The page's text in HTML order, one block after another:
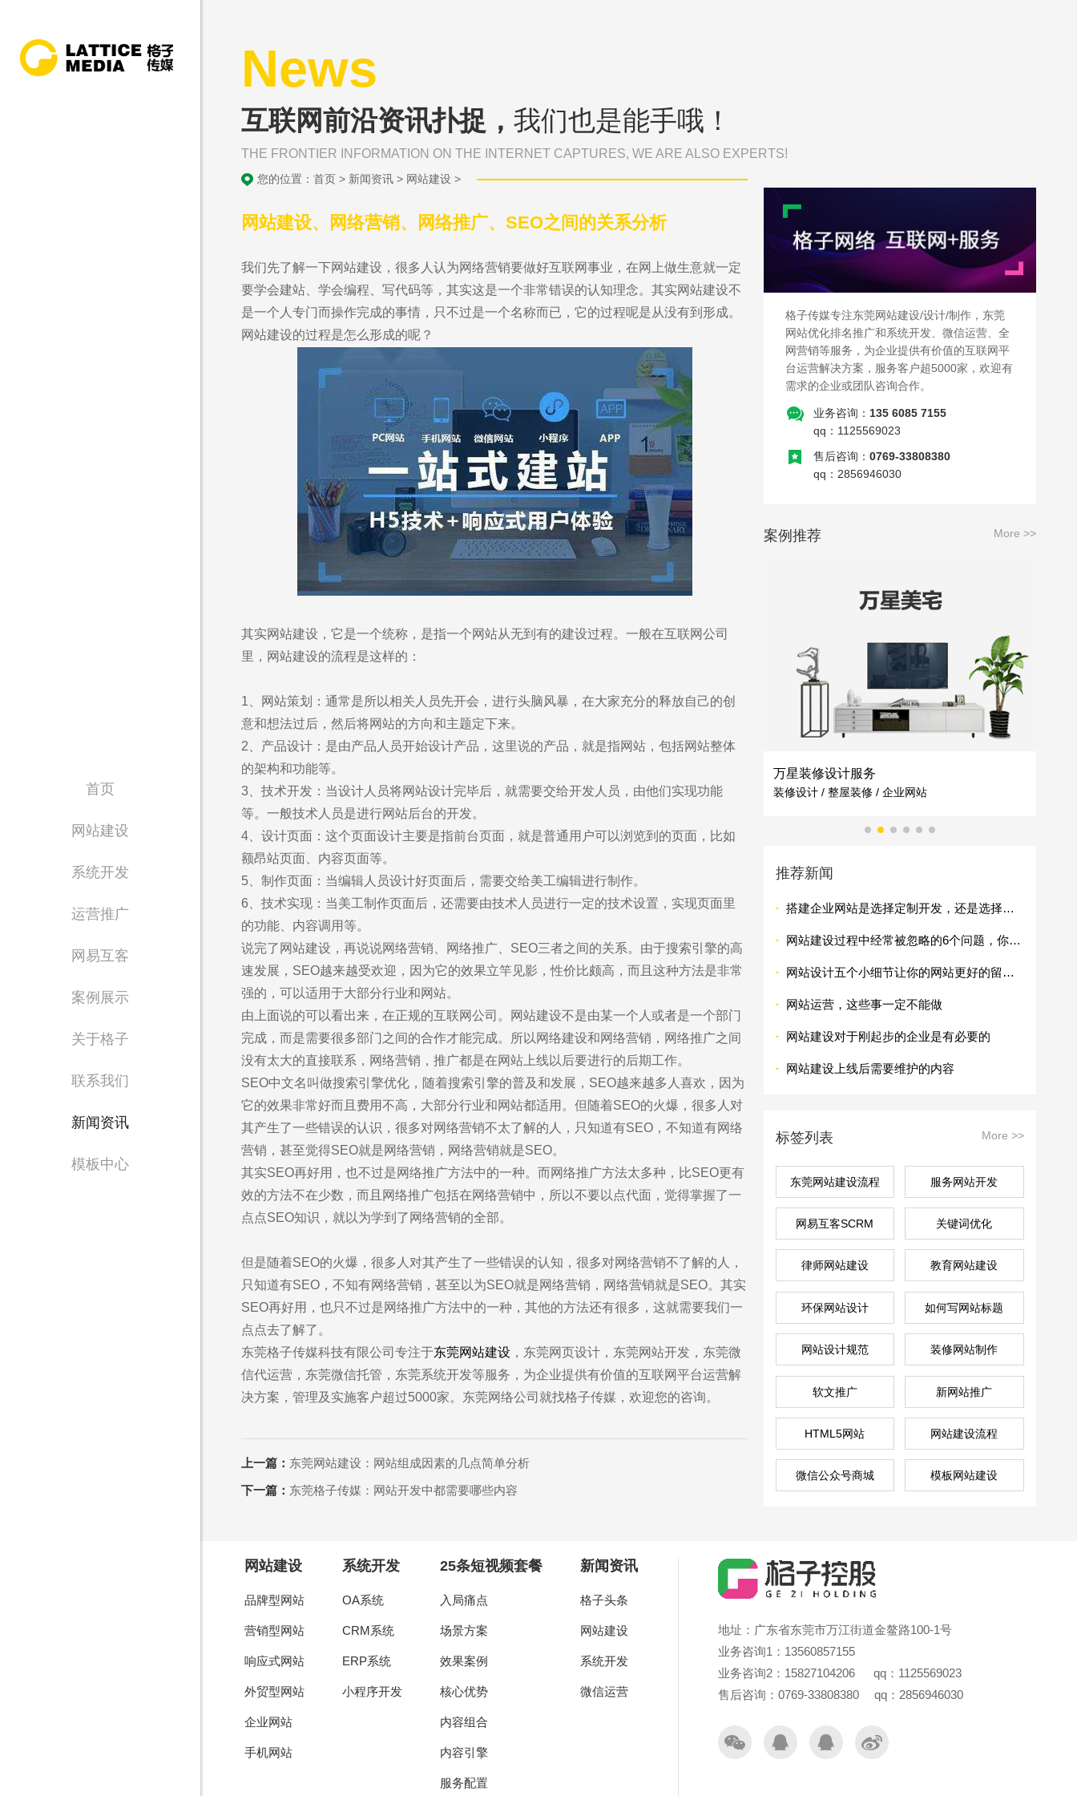
首页
网站建设
系统开发
运营推广
网易互客
案例展示
关于格子
联系我们
新闻资讯
模板中心
News
互联网前沿资讯扑捉，我们也是能手哦！
THE FRONTIER INFORMATION ON THE INTERNET CAPTURES, WE ARE ALSO EXPERTS!
您的位置：首页 > 新闻资讯 > 网站建设 >
网站建设、网络营销、网络推广、SEO之间的关系分析
我们先了解一下网站建设，很多人认为网络营销要做好互联网事业，在网上做生意就一定
要学会建站、学会编程、写代码等，其实这是一个非常错误的认知理念。其实网站建设不
是一个人专门而操作完成的事情，只不过是一个名称而已，它的过程呢是从没有到形成。
网站建设的过程是怎么形成的呢？
其实网站建设，它是一个统称，是指一个网站从无到有的建设过程。一般在互联网公司
里，网站建设的流程是这样的：
1、网站策划：通常是所以相关人员先开会，进行头脑风暴，在大家充分的释放自己的创
意和想法过后，然后将网站的方向和主题定下来。
2、产品设计：是由产品人员开始设计产品，这里说的产品，就是指网站，包括网站整体
的架构和功能等。
3、技术开发：当设计人员将网站设计完毕后，就需要交给开发人员，由他们实现功能
等。一般技术人员是进行网站后台的开发。
4、设计页面：这个页面设计主要是指前台页面，就是普通用户可以浏览到的页面，比如
额昂站页面、内容页面等。
5、制作页面：当编辑人员设计好页面后，需要交给美工编辑进行制作。
6、技术实现：当美工制作页面后，还需要由技术人员进行一定的技术设置，实现页面里
的功能、内容调用等。
说完了网站建设，再说说网络营销、网络推广、SEO三者之间的关系。由于搜索引擎的高
速发展，SEO越来越受欢迎，因为它的效果立竿见影，性价比颇高，而且这种方法是非常
强的，可以适用于大部分行业和网站。
由上面说的可以看出来，在正规的互联网公司。网站建设不是由某一个人或者是一个部门
完成，而是需要很多部门之间的合作才能完成。所以网络建设和网络营销，网络推广之间
没有太大的直接联系，网络营销，推广都是在网站上线以后要进行的后期工作。
SEO中文名叫做搜索引擎优化，随着搜索引擎的普及和发展，SEO越来越多人喜欢，因为
它的效果非常好而且费用不高，大部分行业和网站都适用。但随着SEO的火爆，很多人对
其产生了一些错误的认识，很多对网络营销不太了解的人，只知道有SEO，不知道有网络
营销，甚至觉得SEO就是网络营销，网络营销就是SEO。
其实SEO再好用，也不过是网络推广方法中的一种。而网络推广方法太多种，比SEO更有
效的方法不在少数，而且网络推广包括在网络营销中，所以不要以点代面，觉得掌握了一
点点SEO知识，就以为学到了网络营销的全部。
但是随着SEO的火爆，很多人对其产生了一些错误的认知，很多对网络营销不了解的人，
只知道有SEO，不知有网络营销，甚至以为SEO就是网络营销，网络营销就是SEO。其实
SEO再好用，也只不过是网络推广方法中的一种，其他的方法还有很多，这就需要我们一
点点去了解了。
东莞格子传媒科技有限公司专注于东莞网站建设 ，东莞网页设计，东莞网站开发，东莞微
信代运营，东莞微信托管，东莞系统开发等服务，为企业提供有价值的互联网平台运营解
决方案，管理及实施客户超过5000家。东莞网络公司就找格子传媒，欢迎您的咨询。
上一篇： 东莞网站建设：网站组成因素的几点简单分析
下一篇： 东莞格子传媒：网站开发中都需要哪些内容
格子传媒专注东莞网站建设/设计/制作，东莞
网站优化排名推广和系统开发、微信运营、全
网营销等服务，为企业提供有价值的互联网平
台运营解决方案，服务客户超5000家，欢迎有
需求的企业或团队咨询合作。
业务咨询： 135 6085 7155
qq：1125569023
售后咨询： 0769-33808380
qq：2856946030
案例推荐 More >>
智能家具 / 响应式网站 / 外贸网站
万星装修设计服务
装修设计 / 整屋装修 / 企业网站
推荐新闻
· 搭建企业网站是选择定制开发，还是选择自助建站平台
· 网站建设过程中经常被忽略的6个问题，你知道多少?
· 网站设计五个小细节让你的网站更好的留住客户
· 网站运营，这些事一定不能做
· 网站建设对于刚起步的企业是有必要的
· 网站建设上线后需要维护的内容
标签列表 More >>
东莞网站建设流程 服务网站开发
网易互客SCRM 关键词优化
律师网站建设 教育网站建设
环保网站设计 如何写网站标题
网站设计规范 装修网站制作
软文推广 新网站推广
HTML5网站 网站建设流程
微信公众号商城 模板网站建设
网站建设
品牌型网站
营销型网站
响应式网站
外贸型网站
企业网站
手机网站
系统开发
OA系统
CRM系统
ERP系统
小程序开发
25条短视频套餐
入局痛点
场景方案
效果案例
核心优势
内容组合
内容引擎
服务配置
新闻资讯
格子头条
网站建设
系统开发
微信运营
地址：广东省东莞市万江街道金鳌路100-1号
业务咨询1：13560857155
业务咨询2：15827104206 qq：1125569023
售后咨询：0769-33808380 qq：2856946030
Waiting for you
售前咨询
售前咨询
510260170
Are you ready?
不怕就请留下您的需求及联系方式，我们会第一时间送上问候的。